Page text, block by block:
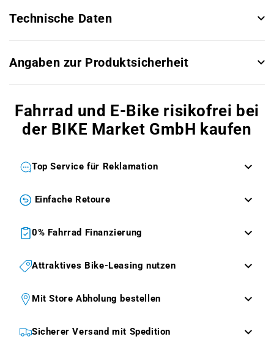
Technische Daten
Angaben zur Produktsicherheit
Fahrrad und E-Bike risikofrei bei
der BIKE Market GmbH kaufen
Top Service für Reklamation
Einfache Retoure
0% Fahrrad Finanzierung
Attraktives Bike-Leasing nutzen
Mit Store Abholung bestellen
Sicherer Versand mit Spedition